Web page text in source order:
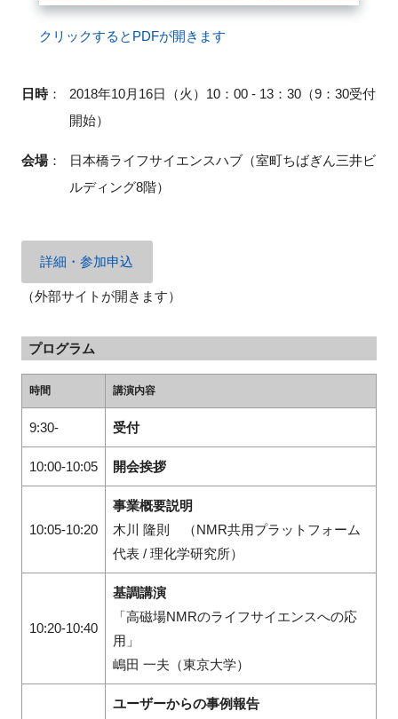
閉じる
クリックするとPDFが開きます
日時：
2018年10月16日（火）10：00 - 13：30（9：30受付
開始）
会場：
日本橋ライフサイエンスハブ（室町ちばぎん三井ビ
ルディング8階）
詳細・参加申込
（外部サイトが開きます）
プログラム
時間 講演内容
9:30- 受付
10:00-10:05 開会挨拶
10:05-10:20
事業概要説明
木川 隆則 （NMR共用プラットフォーム
代表 / 理化学研究所）
10:20-10:40
基調講演
「高磁場NMRのライフサイエンスへの応
用」
嶋田 一夫（東京大学）
ユーザーからの事例報告